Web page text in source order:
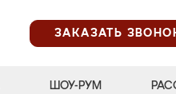
ЗАКАЗАТЬ
ШОУ-РУМ